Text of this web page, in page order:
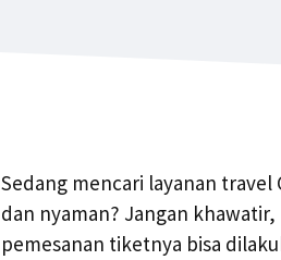
Sedang mencari layanan
dan nyaman? Jangan
pemesanan tiketnya bisa